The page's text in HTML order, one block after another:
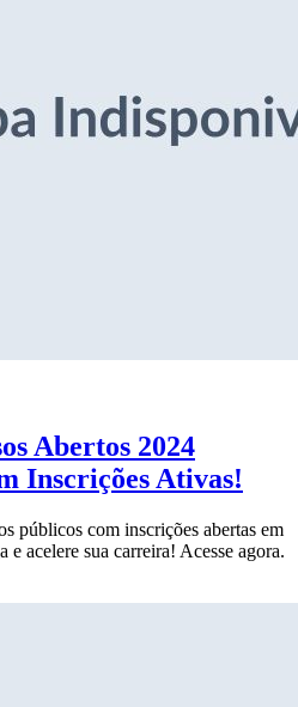
Abertos 2024
Inscrições Ativas!
públicos com inscrições abertas em
acelere sua carreira! Acesse agora.